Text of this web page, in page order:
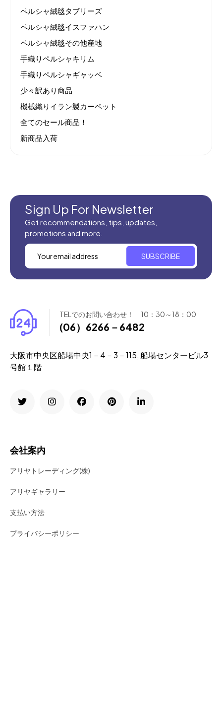
ペルシャ絨毯タブリーズ
ペルシャ絨毯イスファハン
ペルシャ絨毯その他産地
手織りペルシャキリム
手織りペルシャギャッベ
少々訳あり商品
機械織りイラン製カーペット
全てのセール商品！
新商品入荷
Sign Up For Newsletter
Get recommendations, tips, updates,
promotions and more.
SUBSCRIBE
TELでのお問い合わせ！ 10：30～18：00
(06）6266－6482
大阪市中央区船場中央1－4－3－115, 船場センタービル3
号館１階
会社案内
アリヤトレーディング(株)
アリヤギャラリー
支払い方法
プライバシーポリシー